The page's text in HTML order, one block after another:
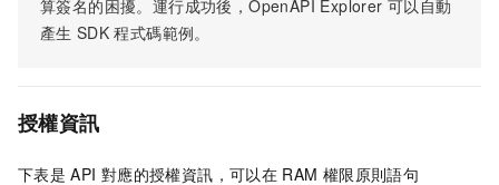
算簽名的困擾。運行成功後，OpenAPI Explorer 可以自動
產生 SDK 程式碼範例。
授權資訊
下表是 API 對應的授權資訊，可以在 RAM 權限原則語句